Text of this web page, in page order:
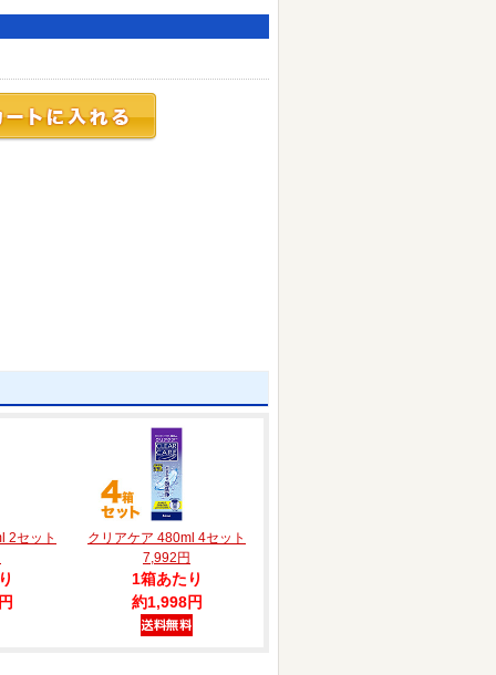
2セット
クリアケア 480ml 4セット
7,992円
1箱あたり
約1,998円